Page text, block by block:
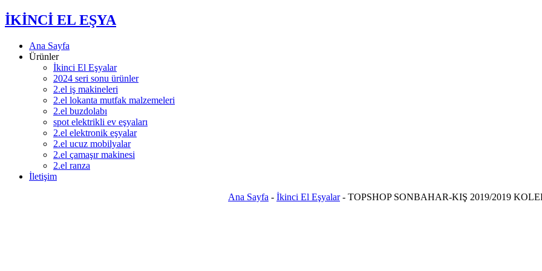
İKİNCİ EL EŞYA
Ana Sayfa
Ürünler
İkinci El Eşyalar
2024 seri sonu ürünler
2.el iş makineleri
2.el lokanta mutfak malzemeleri
2.el buzdolabı
spot elektrikli ev eşyaları
2.el elektronik eşyalar
2.el ucuz mobilyalar
2.el çamaşır makinesi
2.el ranza
İletişim
Ana Sayfa - İkinci El Eşyalar- TOPSHOP SONBAHAR-KIŞ 2019/2019